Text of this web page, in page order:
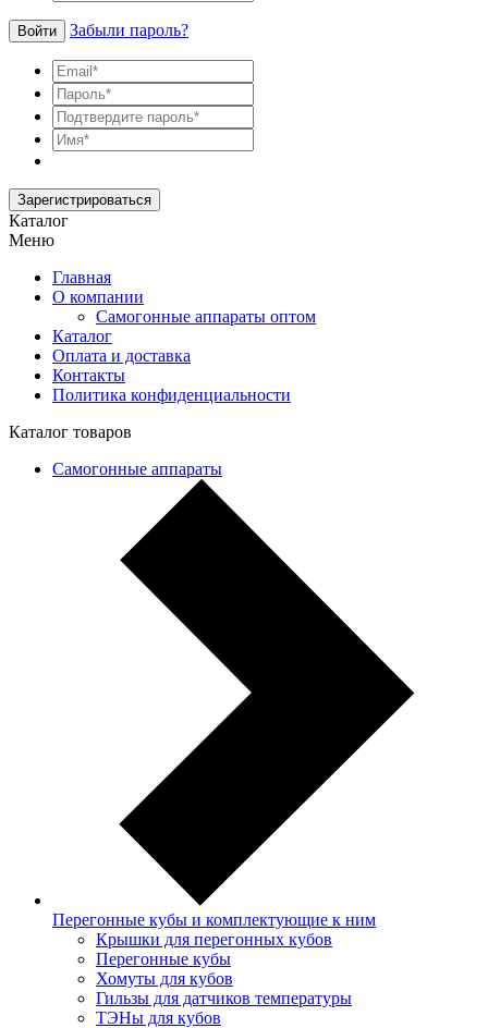
Войти Забыли пароль?
Зарегистрироваться
Каталог
Меню
Главная
О компании
Самогонные аппараты оптом
Каталог
Оплата и доставка
Контакты
Политика конфиденциальности
Каталог товаров
Самогонные аппараты
Перегонные кубы и комплектующие к ним
Крышки для перегонных кубов
Перегонные кубы
Хомуты для кубов
Гильзы для датчиков температуры
ТЭНы для кубов